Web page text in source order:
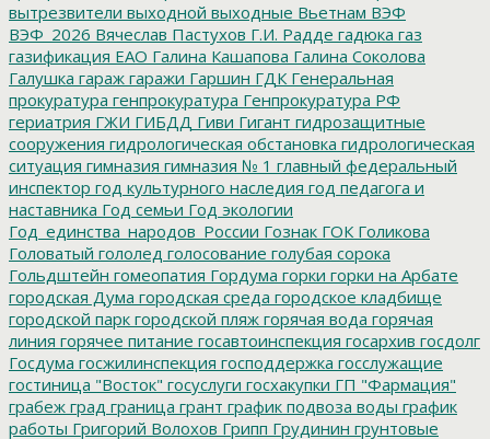
вытрезвители выходной выходные Вьетнам ВЭФ
ВЭФ_2026 Вячеслав Пастухов Г.И. Радде гадюка газ
газификация ЕАО Галина Кашапова Галина Соколова
Галушка гараж гаражи Гаршин ГДК Генеральная
прокуратура генпрокуратура Генпрокуратура РФ
гериатрия ГЖИ ГИБДД Гиви Гигант гидрозащитные
сооружения гидрологическая обстановка гидрологическая
ситуация гимназия гимназия № 1 главный федеральный
инспектор год культурного наследия год педагога и
наставника Год семьи Год экологии
Год_единства_народов_России Гознак ГОК Голикова
Головатый гололед голосование голубая сорока
Гольдштейн гомеопатия Гордума горки горки на Арбате
городская Дума городская среда городское кладбище
городской парк городской пляж горячая вода горячая
линия горячее питание госавтоинспекция госархив госдолг
Госдума госжилинспекция господдержка госслужащие
гостиница "Восток" госуслуги госхакупки ГП "Фармация"
грабеж град граница грант график подвоза воды график
работы Григорий Волохов Грипп Грудинин грунтовые